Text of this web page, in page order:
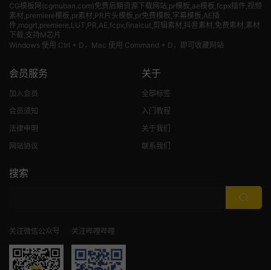
CG模板网(cgmuban.com)免费后期资源下载网站,pr模板,ae模板,fcpx插件,视频
素材 ,premiere模板,pr素材,PR片头模板,pr免费模板,字幕模板,AE插
件,mogrt,premiere,LUT,PR,AE,fcpx,finalcut,剪辑素材,抖音素材,免费素材,素材
下载,支持M芯片
Windows 使用 Ctrl + D，Mac 使用 Command + D，即可收藏网站
会员服务
加入会员
会员须知
法律申明
网站协议
关于
全部标签
入门教程
关于我们
联系我们
搜索
关注微信公众号 关注哔哩哔哩